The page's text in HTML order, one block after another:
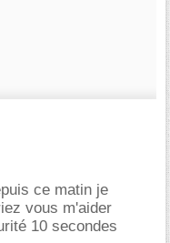
ce matin je
vous m'aider
10 secondes